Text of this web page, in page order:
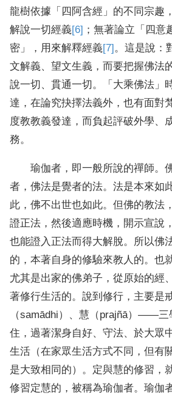
龍樹依據 「 四阿含經 」 的不同宗趣
解說一切經義[6] ；無著論立 「 四意
密 」 ， 用來解釋經義[7] 。這是說 ：
文解義、望文生義 ， 而要把握佛法
說一切 、貫通一切 。「 大乘佛法 」
達 ，在論究抉擇法義外 ，也有面對
度教教義發達 ， 而負起評破外學、
務。
瑜伽者 ， 即一般所說的禪師。
者 ，佛法是覺者的法。法是本來如
此 ，佛不出世也如此。但佛的教法
證正法 ，然後適應時機 ， 開示宣說
也能證入正法而得大解脫。 所以佛
的 ，本著自身的修驗來教人的。也
尤其是出家的佛弟子 ，從原始的經
著修行生活的。說到修行 ， 主要是
（samādhi） 、慧（prajñā）——三
住 ，過著潔身自好、守法、於大眾
生活（在家眾生活方式不同 ，但有
是大致相同的） 。 定與慧的修習 ，
修習定慧的 ，被稱為瑜伽者。瑜伽